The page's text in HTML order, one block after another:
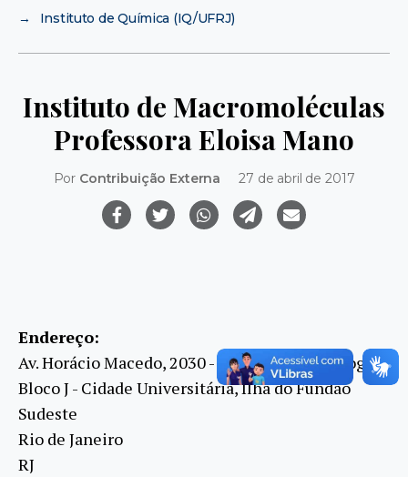
→
Instituto de Química (IQ/UFRJ)
Instituto de Macromoléculas
Professora Eloisa Mano
Por Contribuição Externa 27 de abril de 2017
Endereço:
Av. Horácio Macedo, 2030 - Centro de Tecnologia -
Bloco J - Cidade Universitária, Ilha do Fundão
Sudeste
Rio de Janeiro
RJ